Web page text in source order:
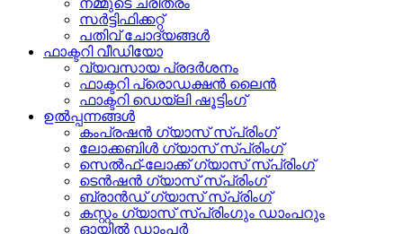
നമ്മുടെ ചരിത്രം
സർട്ടിഫിക്കറ്റ്
പതിവ് ചോദ്യങ്ങൾ
ഫാക്ടറി വീഡിയോ
വ്യവസായ പ്രദർശനം
ഫാക്ടറി പ്രൊഡക്ഷൻ ലൈൻ
ഫാക്ടറി ഡെയ്‌ലി ഷൂട്ടിംഗ്
ഉൽപ്പന്നങ്ങൾ
കംപ്രഷൻ ഗ്യാസ് സ്പ്രിംഗ്
ലോക്കബിൾ ഗ്യാസ് സ്പ്രിംഗ്
സെൽഫ്-ലോക്ക് ഗ്യാസ് സ്പ്രിംഗ്
ടെൻഷൻ ഗ്യാസ് സ്പ്രിംഗ്
ബ്രാൻഡ് ഗ്യാസ് സ്പ്രിംഗ്
കസ്റ്റം ഗ്യാസ് സ്പ്രിംഗും ഡാംപറും
ഓയിൽ ഡാംപർ